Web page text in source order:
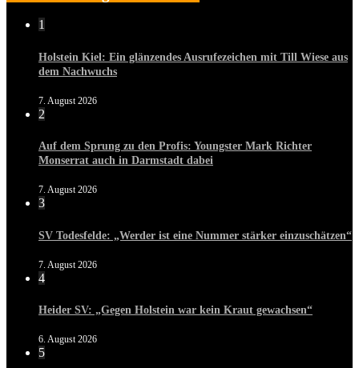
1
Holstein Kiel: Ein glänzendes Ausrufezeichen mit Till Wiese aus
dem Nachwuchs
7. August 2026
2
Auf dem Sprung zu den Profis: Youngster Mark Richter
Monserrat auch in Darmstadt dabei
7. August 2026
3
SV Todesfelde: „Werder ist eine Nummer stärker einzuschätzen“
7. August 2026
4
Heider SV: „Gegen Holstein war kein Kraut gewachsen“
6. August 2026
5